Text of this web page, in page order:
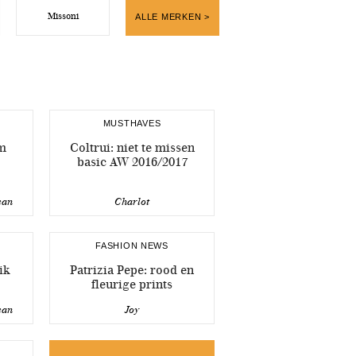
Missoni ALLE MERKEN >
MUSTHAVES
Coltrui: niet te missen
basic AW 2016/2017
Charlot
FASHION NEWS
Patrizia Pepe: rood en
fleurige prints
Joy